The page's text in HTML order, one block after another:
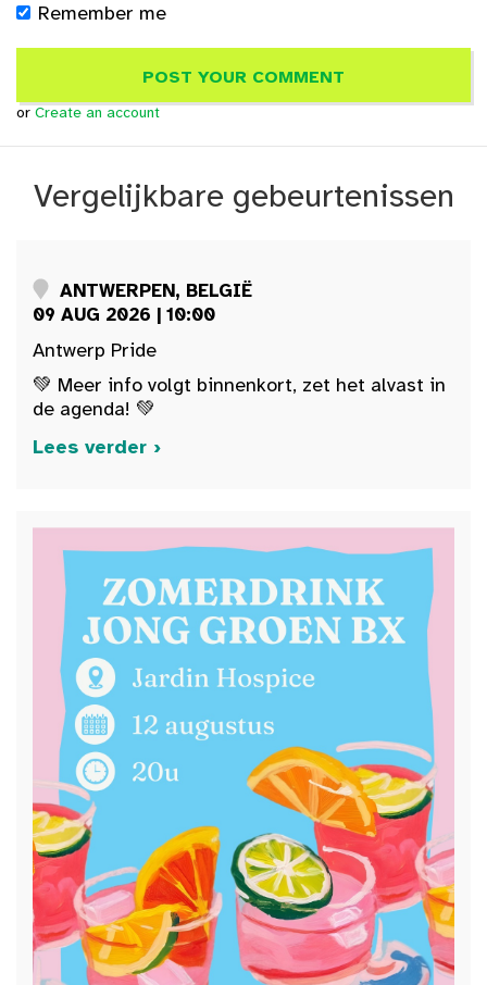
Remember me
or Create an account
Vergelijkbare gebeurtenissen
ANTWERPEN, BELGIË
09 AUG 2026 | 10:00
Antwerp Pride
💚 Meer info volgt binnenkort, zet het alvast in
de agenda! 💚
Lees verder ›